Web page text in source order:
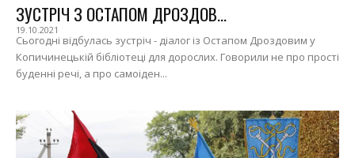
ЗУСТРІЧ З ОСТАПОМ ДРОЗДОВ...
19.10.2021
Сьогодні відбулась зустріч - діалог із Остапом Дроздовим у
Копичинецькій бібліотеці для дорослих. Говорили не про прості
буденні речі, а про самоіден...